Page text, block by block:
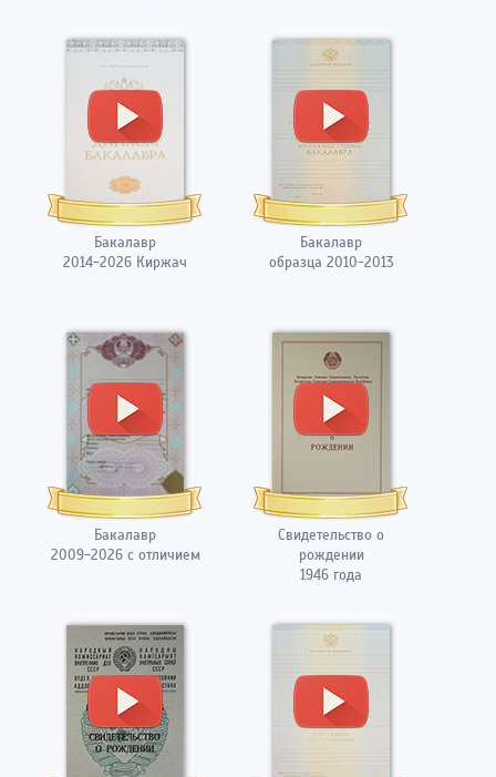
Бакалавр
2014-2026 Киржач
Бакалавр
образца 2010-2013
Бакалавр
2009-2026 с отличием
Свидетельство о
рождении
1946 года